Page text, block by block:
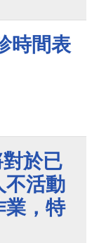
時間表
於已
不活動
業，特